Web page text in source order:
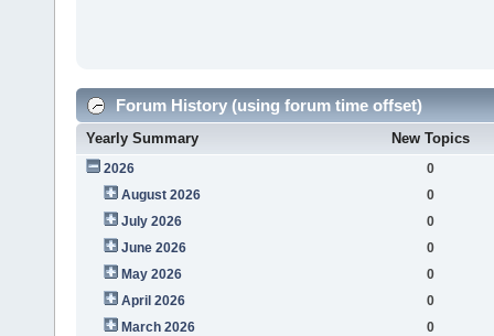
Forum History (using forum time offset)
Yearly Summary New Topics
2026
0
August 2026
0
July 2026
0
June 2026
0
May 2026
0
April 2026
0
March 2026
0